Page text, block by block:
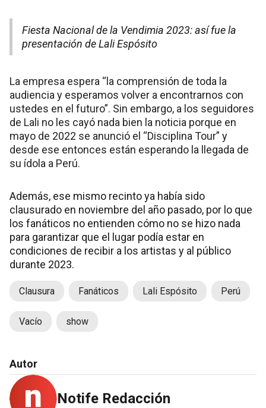
Fiesta Nacional de la Vendimia 2023: así fue la
presentación de Lali Espósito
La empresa espera “la comprensión de toda la
audiencia y esperamos volver a encontrarnos con
ustedes en el futuro”. Sin embargo, a los seguidores
de Lali no les cayó nada bien la noticia porque en
mayo de 2022 se anunció el “Disciplina Tour” y
desde ese entonces están esperando la llegada de
su ídola a Perú.
Además, ese mismo recinto ya había sido
clausurado en noviembre del año pasado, por lo que
los fanáticos no entienden cómo no se hizo nada
para garantizar que el lugar podía estar en
condiciones de recibir a los artistas y al público
durante 2023.
Clausura Fanáticos Lali Espósito Perú
Vacío show
Autor
Notife Redacción